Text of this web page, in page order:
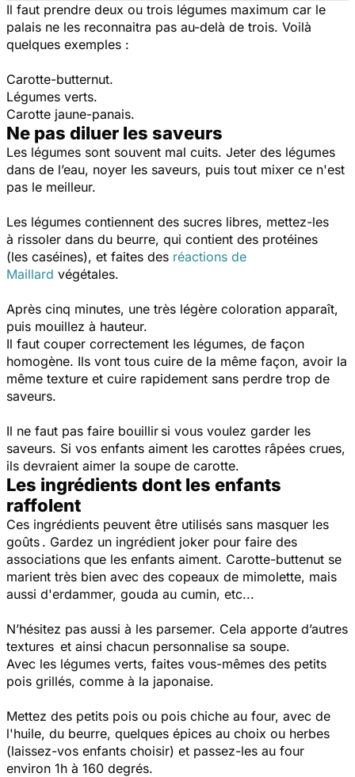
Il faut prendre deux ou trois légumes maximum car le
palais ne les reconnaitra pas au-delà de trois. Voilà
quelques exemples :
Carotte-butternut.
Légumes verts.
Carotte jaune-panais.
Ne pas diluer les saveurs
Les légumes sont souvent mal cuits. Jeter des légumes
dans de l’eau, noyer les saveurs, puis tout mixer ce n'est
pas le meilleur.
Les légumes contiennent des sucres libres, mettez-les
à rissoler dans du beurre, qui contient des protéines
(les caséines), et faites des réactions de
Maillard végétales.
Après cinq minutes, une très légère coloration apparaît,
puis mouillez à hauteur.
Il faut couper correctement les légumes, de façon
homogène. Ils vont tous cuire de la même façon, avoir la
même texture et cuire rapidement sans perdre trop de
saveurs.
Il ne faut pas faire bouillir si vous voulez garder les
saveurs. Si vos enfants aiment les carottes râpées crues,
ils devraient aimer la soupe de carotte.
Les ingrédients dont les enfants
raffolent
Ces ingrédients peuvent être utilisés sans masquer les
goûts . Gardez un ingrédient joker pour faire des
associations que les enfants aiment. Carotte-buttenut se
marient très bien avec des copeaux de mimolette, mais
aussi d'erdammer, gouda au cumin, etc...
N’hésitez pas aussi à les parsemer. Cela apporte d’autres
textures et ainsi chacun personnalise sa soupe.
Avec les légumes verts, faites vous-mêmes des petits
pois grillés, comme à la japonaise.
Mettez des petits pois ou pois chiche au four, avec de
l'huile, du beurre, quelques épices au choix ou herbes
(laissez-vos enfants choisir) et passez-les au four
environ 1h à 160 degrés.